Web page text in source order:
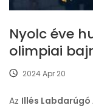
Nyolc éve
olimpiai
2024 Apr 20
Az Illés